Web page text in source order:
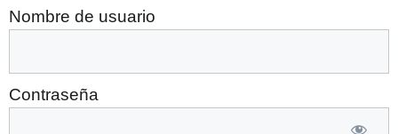
Nombre de usuario
Contraseña